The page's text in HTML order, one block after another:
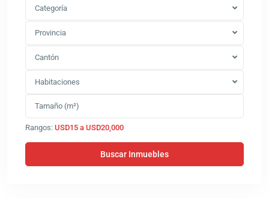
Categoría
Provincia
Cantón
Habitaciones
Rangos: USD15 a USD20,000